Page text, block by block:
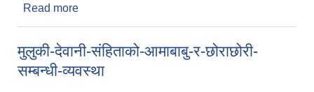
Read more
मुलुकी-देवानी-संहिताको-आमाबाबु-र-छोराछोरी-
सम्बन्धी-व्यवस्था